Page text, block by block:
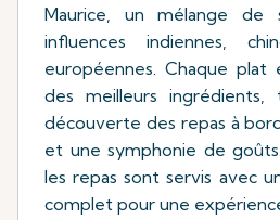
Maurice, un mélange de
influences indiennes,
européennes. Chaque
des meilleurs ingrédients,
découverte des repas à
et une symphonie de
les repas sont servis avec
complet pour une